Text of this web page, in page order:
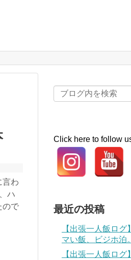
言わ
ハ
ので
Click here to follow
最近の投稿
【出張一人飯ロ
マい飯、ビジホ泊。
【出張一人飯ロ